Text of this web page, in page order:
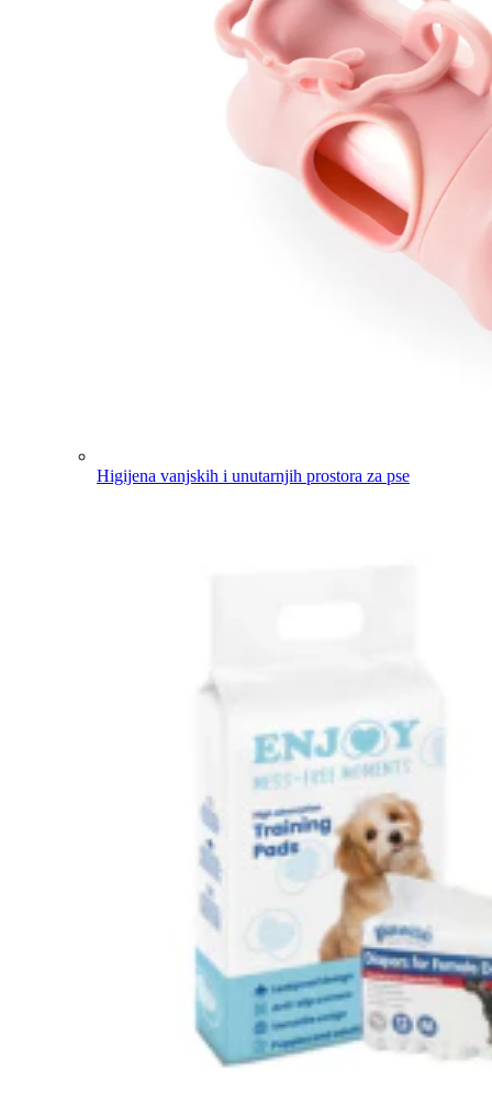
Higijena vanjskih i unutarnjih prostora za pse